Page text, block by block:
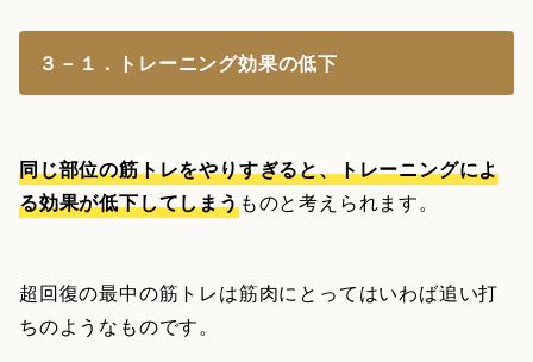
３－１．トレーニング効果の低下
同じ部位の筋トレをやりすぎると、トレーニングによ
る効果が低下してしまうものと考えられます。
超回復の最中の筋トレは筋肉にとってはいわば追い打
ちのようなものです。